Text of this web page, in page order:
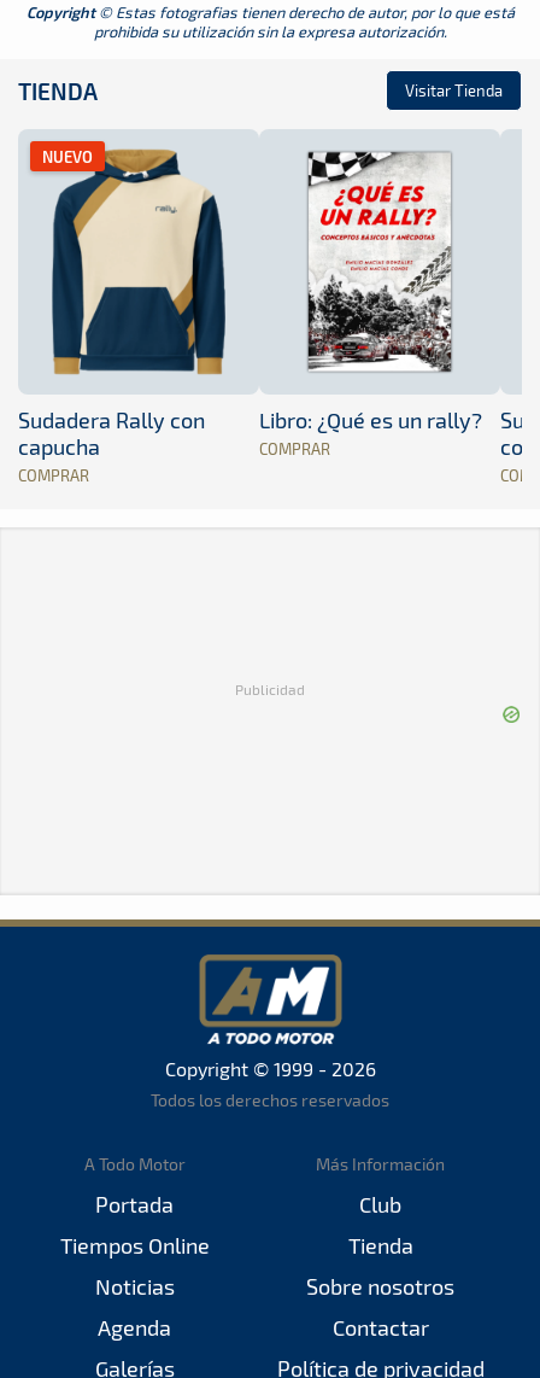
Copyright© Estas fotografias tienen derecho de autor, por lo que está
prohibida su utilización sin la expresa autorización.
TIENDA Visitar Tienda
NUEVO
Sudadera Rally con
capucha
COMPRAR
Libro: ¿Qué es un rally?
COMPRAR
Publicidad
Copyright © 1999 - 2026
Todos los derechos reservados
A Todo Motor
Portada
Tiempos Online
Noticias
Agenda
Galerías
Más Información
Club
Tienda
Sobre nosotros
Contactar
Política de privacidad